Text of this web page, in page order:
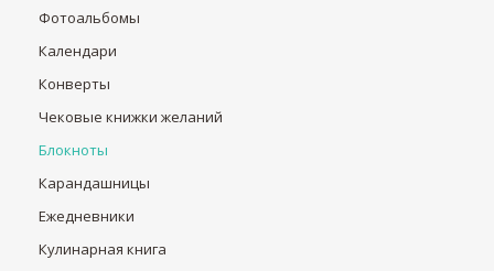
Фотоальбомы
Календари
Конверты
Чековые книжки желаний
Блокноты
Карандашницы
Ежедневники
Кулинарная книга